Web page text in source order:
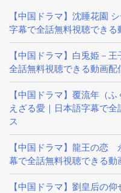
【中国ドラマ】沈睡花園
字幕で全話無料視聴できる
【中国ドラマ】白兎姫－
全話無料視聴できる動画配
【中国ドラマ】覆流年（
えざる愛｜日本語字幕で
ス
【中国ドラマ】龍王の恋
幕で全話無料視聴できる動
【中国ドラマ】劉皇后の